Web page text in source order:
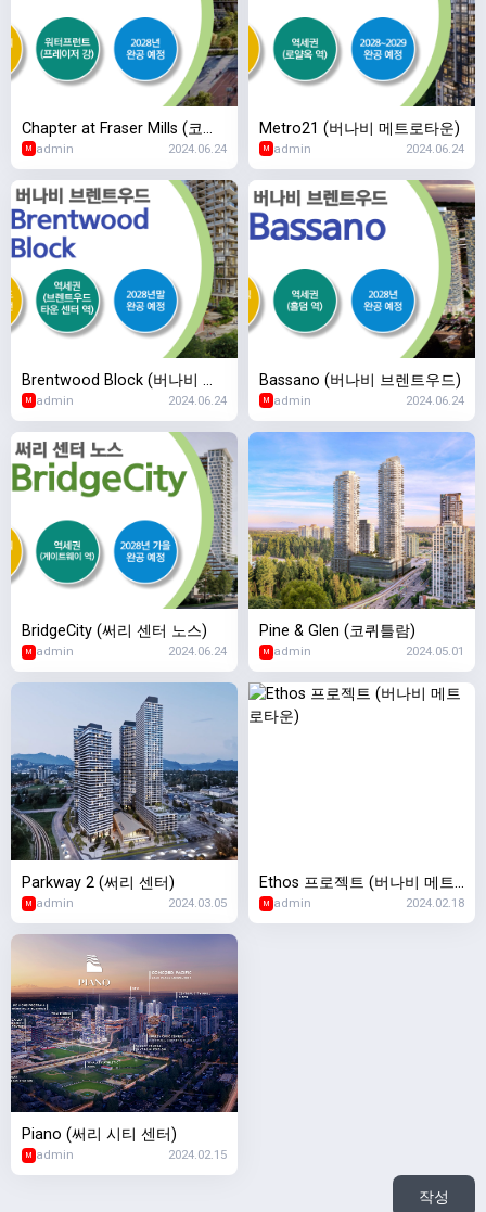
Chapter at Fraser Mills (코퀴
틀람 프레이저 밀스)
M admin 2024.06.24
Metro21 (버나비 메트로타운)
M admin 2024.06.24
Brentwood Block (버나비 브
렌트우드)
M admin 2024.06.24
Bassano (버나비 브렌트우드)
M admin 2024.06.24
BridgeCity (써리 센터 노스)
M admin 2024.06.24
Pine & Glen (코퀴틀람)
M admin 2024.05.01
Parkway 2 (써리 센터)
M admin 2024.03.05
Ethos 프로젝트 (버나비 메트
로타운)
M admin 2024.02.18
Piano (써리 시티 센터)
M admin 2024.02.15
작성